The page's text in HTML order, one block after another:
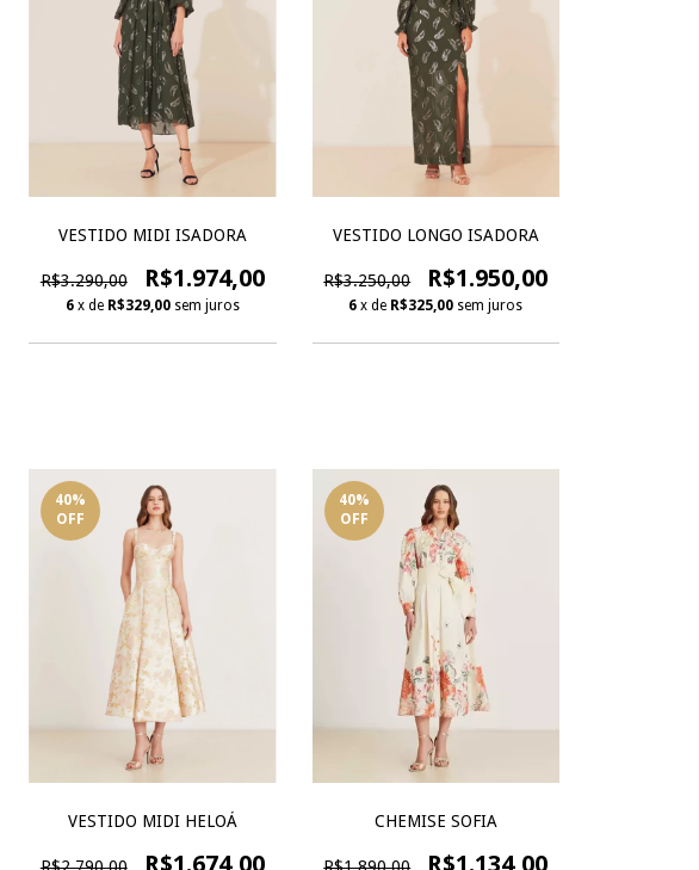
VESTIDO MIDI ISADORA
R$3.290,00 R$1.974,00
6 x de R$329,00 sem juros
VESTIDO LONGO ISADORA
R$3.250,00 R$1.950,00
6 x de R$325,00 sem juros
40%
OFF
VESTIDO MIDI HELOÁ
R$1.674,00
40%
OFF
CHEMISE SOFIA
R$1.890,00 R$1.134,00